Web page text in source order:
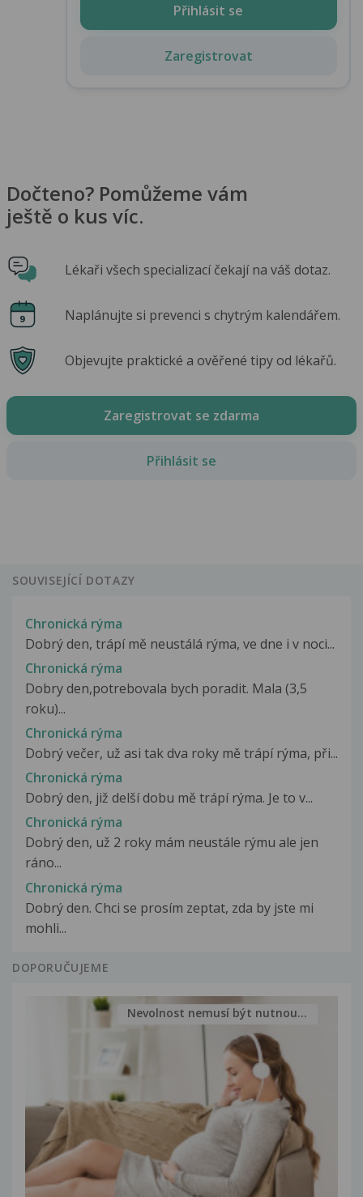
Přihlásit se
Zaregistrovat
Dočteno? Pomůžeme vám
ještě o kus víc.
Lékaři všech specializací čekají na váš dotaz.
Naplánujte si prevenci s chytrým kalendářem.
Objevujte praktické a ověřené tipy od lékařů.
Zaregistrovat se zdarma
Přihlásit se
SOUVISEJÍCÍ DOTAZY
Chronická rýma
Dobrý den, trápí mě neustálá rýma, ve dne i v noci...
Chronická rýma
Dobry den,potrebovala bych poradit. Mala (3,5
roku)...
Chronická rýma
Dobrý večer, už asi tak dva roky mě trápí rýma, při...
Chronická rýma
Dobrý den, již delší dobu mě trápí rýma. Je to v...
Chronická rýma
Dobrý den, už 2 roky mám neustále rýmu ale jen
ráno...
Chronická rýma
Dobrý den. Chci se prosím zeptat, zda by jste mi
mohli...
DOPORUČUJEME
Nevolnost nemusí být nutnou...